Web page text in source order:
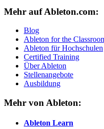
Mehr auf Ableton.com:
Blog
Ableton for the
Ableton für Hochschulen
Certified Training
Über Ableton
Stellenangebote
Ausbildung
Mehr von Ableton:
Ableton Learn